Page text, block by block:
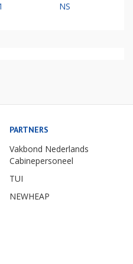
NS
PARTNERS
Vakbond Nederlands
Cabinepersoneel
TUI
NEWHEAP